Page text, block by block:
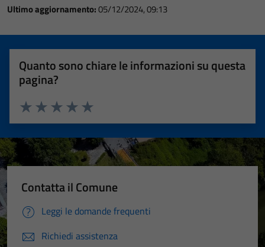
Ultimo aggiornamento:05/12/2024, 09:13
Quanto sono chiare le informazioni su questa
pagina?
Valuta 5 stelle su 5
Valuta 4 stelle su 5
Valuta 3 stelle su 5
Valuta 2 stelle su 5
Valuta 1 stelle su 5
Contatta il Comune
Leggi le domande frequenti
Richiedi assistenza